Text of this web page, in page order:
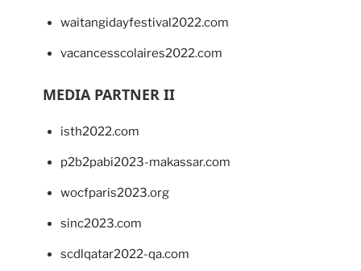
waitangidayfestival2022.com
vacancesscolaires2022.com
MEDIA PARTNER II
isth2022.com
p2b2pabi2023-makassar.com
wocfparis2023.org
sinc2023.com
scdlqatar2022-qa.com